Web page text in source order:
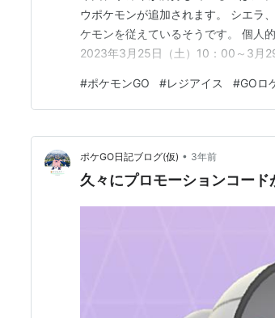
ウポケモンが追加されます。 シエラ
ケモンを従えているそうです。 個人
2023年3月25日（土）10：00～3月
ル」を使用することで、シャドウポ
させることができます。 終わりに…
#ポケモンGO #レジアイス #GOロ
ポケGO日記ブログ(仮) • 3年前
久々にプロモーションコード